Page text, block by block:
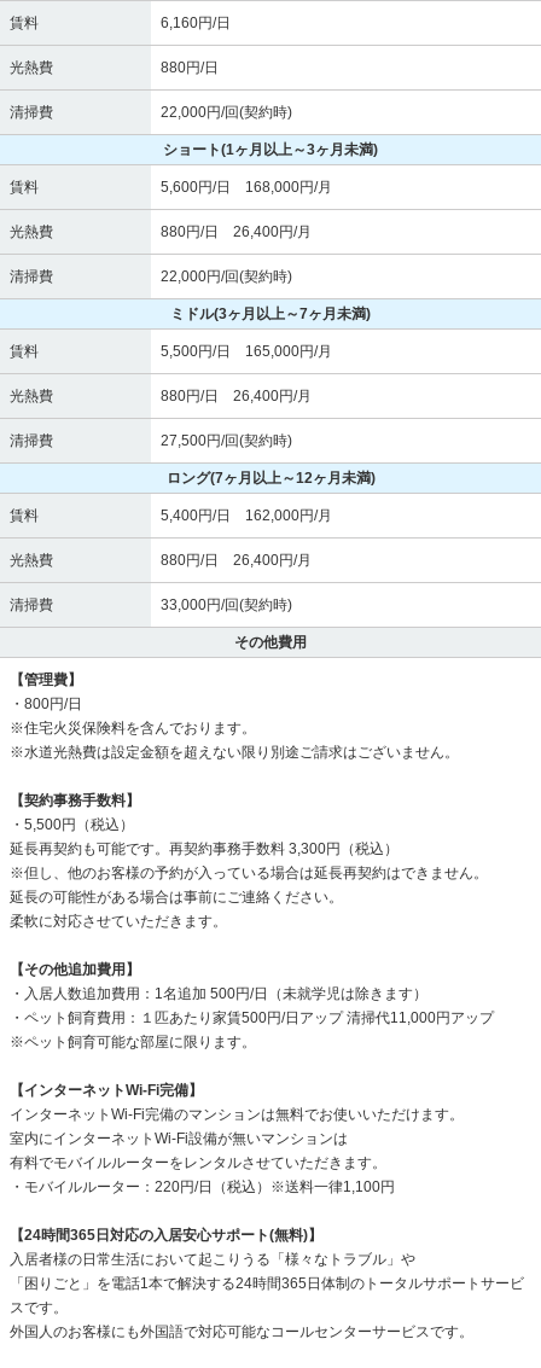
賃料 6,160円/日
光熱費 880円/日
清掃費 22,000円/回(契約時)
ショート(1ヶ月以上～3ヶ月未満)
賃料 5,600円/日 168,000円/月
光熱費 880円/日 26,400円/月
清掃費 22,000円/回(契約時)
ミドル(3ヶ月以上～7ヶ月未満)
賃料 5,500円/日 165,000円/月
光熱費 880円/日 26,400円/月
清掃費 27,500円/回(契約時)
ロング(7ヶ月以上～12ヶ月未満)
賃料 5,400円/日 162,000円/月
光熱費 880円/日 26,400円/月
清掃費 33,000円/回(契約時)
その他費用
【管理費】
・800円/日
※住宅火災保険料を含んでおります。
※水道光熱費は設定金額を超えない限り別途ご請求はございません。
【契約事務手数料】
・5,500円（税込）
延長再契約も可能です。再契約事務手数料 3,300円（税込）
※但し、他のお客様の予約が入っている場合は延長再契約はできません。
延長の可能性がある場合は事前にご連絡ください。
柔軟に対応させていただきます。
【その他追加費用】
・入居人数追加費用：1名追加 500円/日（未就学児は除きます）
・ペット飼育費用：１匹あたり家賃500円/日アップ 清掃代11,000円アップ
※ペット飼育可能な部屋に限ります。
【インターネットWi-Fi完備】
インターネットWi-Fi完備のマンションは無料でお使いいただけます。
室内にインターネットWi-Fi設備が無いマンションは
有料でモバイルルーターをレンタルさせていただきます。
・モバイルルーター：220円/日（税込）※送料一律1,100円
【24時間365日対応の入居安心サポート(無料)】
入居者様の日常生活において起こりうる「様々なトラブル」や
「困りごと」を電話1本で解決する24時間365日体制のトータルサポートサービ
スです。
外国人のお客様にも外国語で対応可能なコールセンターサービスです。